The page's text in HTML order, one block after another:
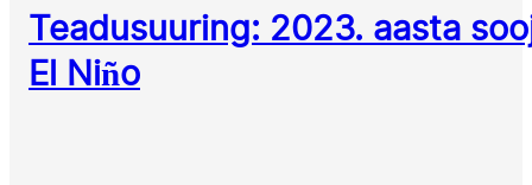
Teadusuuring: 2023. aasta
El Niño